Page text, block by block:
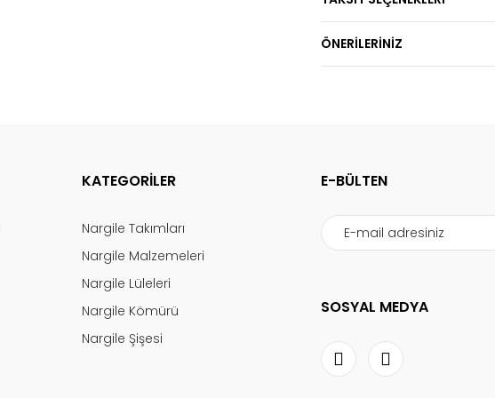
ÖNERİLERİNİZ
KATEGORİLER
Nargile Takımları
Nargile Malzemeleri
Nargile Lüleleri
Nargile Kömürü
Nargile Şişesi
E-BÜLTEN
SOSYAL MEDYA